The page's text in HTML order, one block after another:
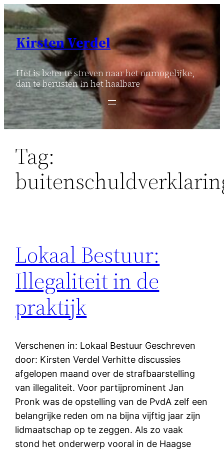
Ga
naar
inhoud
Kirsten Verdel
Het is beter te streven naar het onmogelijke,
dan te berusten in het haalbare
Tag:
Lokaal Bestuur:
Illegaliteit in de
praktijk
Verschenen in: Lokaal Bestuur Geschreven
door: Kirsten Verdel Verhitte discussies
afgelopen maand over de strafbaarstelling
van illegaliteit. Voor partijprominent Jan
Pronk was de opstelling van de PvdA zelf een
belangrijke reden om na bijna vijftig jaar zijn
lidmaatschap op te zeggen. Als zo vaak
stond het onderwerp vooral in de Haagse